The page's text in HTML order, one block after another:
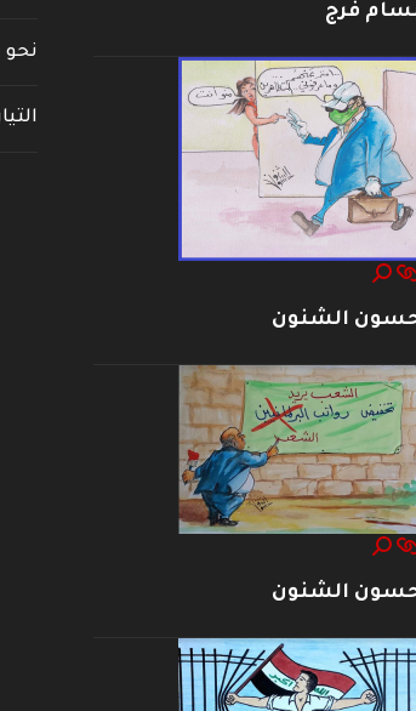
فرج
الشنون
الشنون
نحو